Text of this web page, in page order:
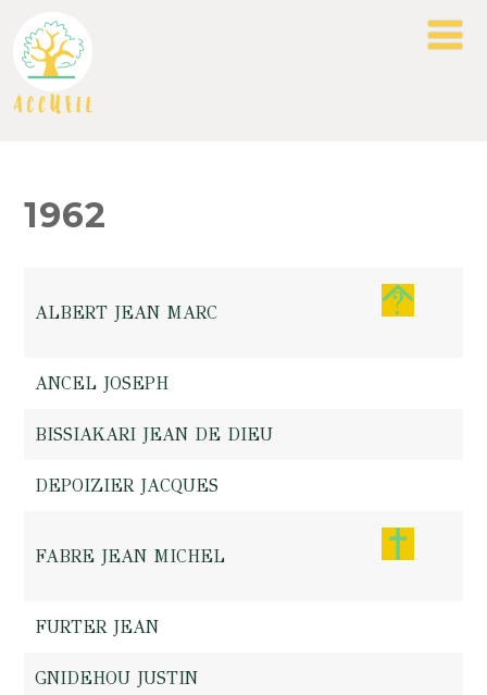
1962
ALBERT JEAN MARC
ANCEL JOSEPH
BISSIAKARI JEAN DE DIEU
DEPOIZIER JACQUES
FABRE JEAN MICHEL
FURTER JEAN
GNIDEHOU JUSTIN